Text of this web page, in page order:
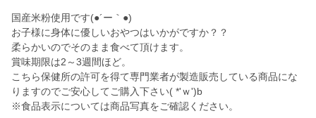
国産米粉使用です(●´ー｀●)
お子様に身体に優しいおやつはいかがですか？？
柔らかいのでそのまま食べて頂けます。
賞味期限は2～3週間ほど。
こちら保健所の許可を得て専門業者が製造販売している商品にな
りますのでご安心してご購入下さい( *'ｗ')b
※食品表示については商品写真をご確認ください。